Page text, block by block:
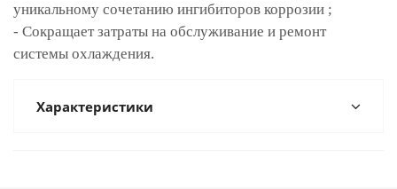
уникальному сочетанию ингибиторов коррозии ;
- Сокращает затраты на обслуживание и ремонт
системы охлаждения.
Характеристики